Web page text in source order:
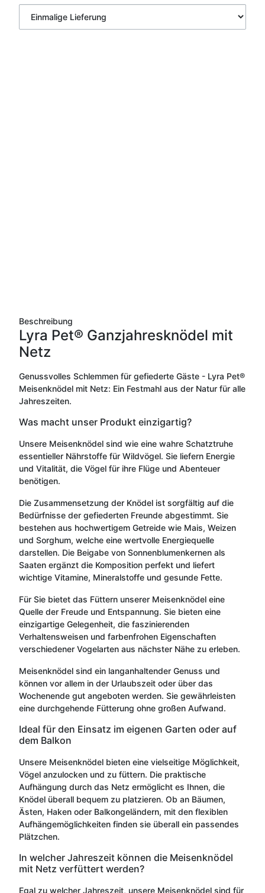
Beschreibung
Lyra Pet® Ganzjahresknödel mit
Netz
Genussvolles Schlemmen für gefiederte Gäste - Lyra Pet®
Meisenknödel mit Netz: Ein Festmahl aus der Natur für alle
Jahreszeiten.
Was macht unser Produkt einzigartig?
Unsere Meisenknödel sind wie eine wahre Schatztruhe
essentieller Nährstoffe für Wildvögel. Sie liefern Energie
und Vitalität, die Vögel für ihre Flüge und Abenteuer
benötigen.
Die Zusammensetzung der Knödel ist sorgfältig auf die
Bedürfnisse der gefiederten Freunde abgestimmt. Sie
bestehen aus hochwertigem Getreide wie Mais, Weizen
und Sorghum, welche eine wertvolle Energiequelle
darstellen. Die Beigabe von Sonnenblumenkernen als
Saaten ergänzt die Komposition perfekt und liefert
wichtige Vitamine, Mineralstoffe und gesunde Fette.
Für Sie bietet das Füttern unserer Meisenknödel eine
Quelle der Freude und Entspannung. Sie bieten eine
einzigartige Gelegenheit, die faszinierenden
Verhaltensweisen und farbenfrohen Eigenschaften
verschiedener Vogelarten aus nächster Nähe zu erleben.
Meisenknödel sind ein langanhaltender Genuss und
können vor allem in der Urlaubszeit oder über das
Wochenende gut angeboten werden. Sie gewährleisten
eine durchgehende Fütterung ohne großen Aufwand.
Ideal für den Einsatz im eigenen Garten oder auf
dem Balkon
Unsere Meisenknödel bieten eine vielseitige Möglichkeit,
Vögel anzulocken und zu füttern. Die praktische
Aufhängung durch das Netz ermöglicht es Ihnen, die
Knödel überall bequem zu platzieren. Ob an Bäumen,
Ästen, Haken oder Balkongeländern, mit den flexiblen
Aufhängemöglichkeiten finden sie überall ein passendes
Plätzchen.
In welcher Jahreszeit können die Meisenknödel
mit Netz verfüttert werden?
Egal zu welcher Jahreszeit, unsere Meisenknödel sind für